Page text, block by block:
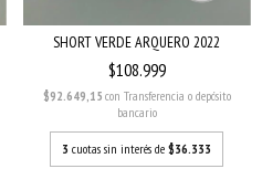
SHORT VERDE ARQUERO 2022
$108.999
$92.649,15 con Transferencia o depósito
bancario
3 cuotas sin interés de$36.333